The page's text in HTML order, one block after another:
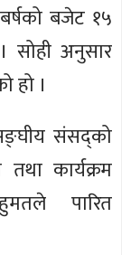
बजेट १५
सोही अनुसार
हो ।
संसद्को
कार्यक्रम
पारित